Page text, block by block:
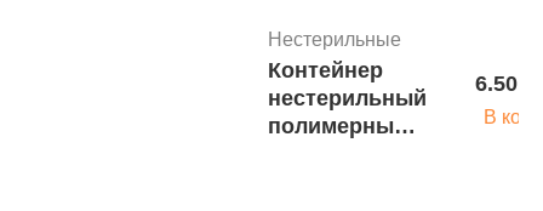
Нестерильные
Контейнер
нестерильный
полимерный
6.50
В